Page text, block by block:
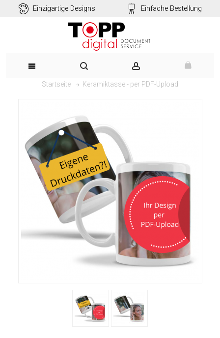
Einzigartige Designs Einfache Bestellung
Startseite Keramiktasse - per PDF-Upload